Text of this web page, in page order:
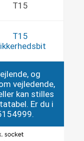
T15
T15
og
vejledende,
kan stilles
Er du i